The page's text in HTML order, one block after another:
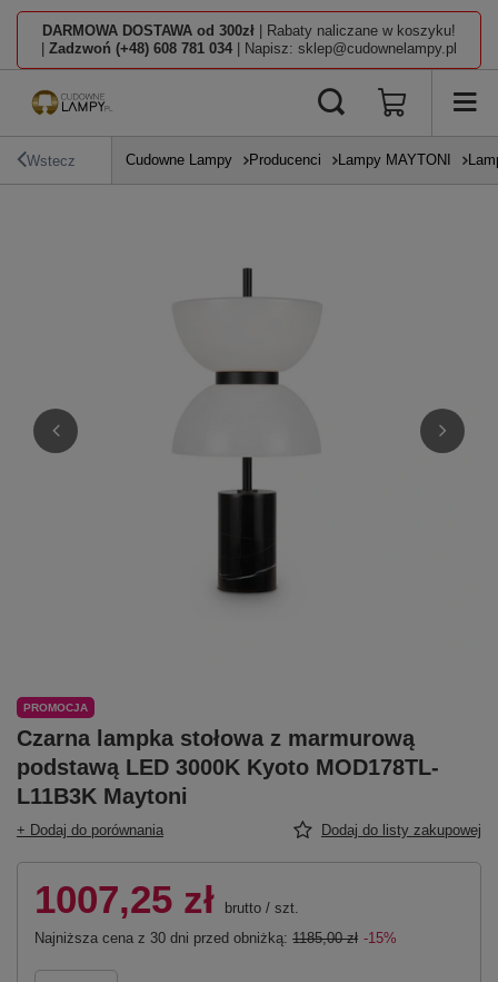
DARMOWA DOSTAWA od 300zł | Rabaty naliczane w koszyku!
Zadzwoń (+48) 608 781 034 | Napisz: sklep@cudownelampy.pl
Wstecz Cudowne Lampy Producenci Lampy MAYTONI
PROMOCJA
Czarna lampka stołowa z marmurową
podstawą LED 3000K Kyoto MOD178TL-
L11B3K Maytoni
+ Dodaj do porównania Dodaj do listy zakupowej
1007,25 zł brutto / szt.
Najniższa cena z 30 dni przed obniżką: 1185,00 zł -15%